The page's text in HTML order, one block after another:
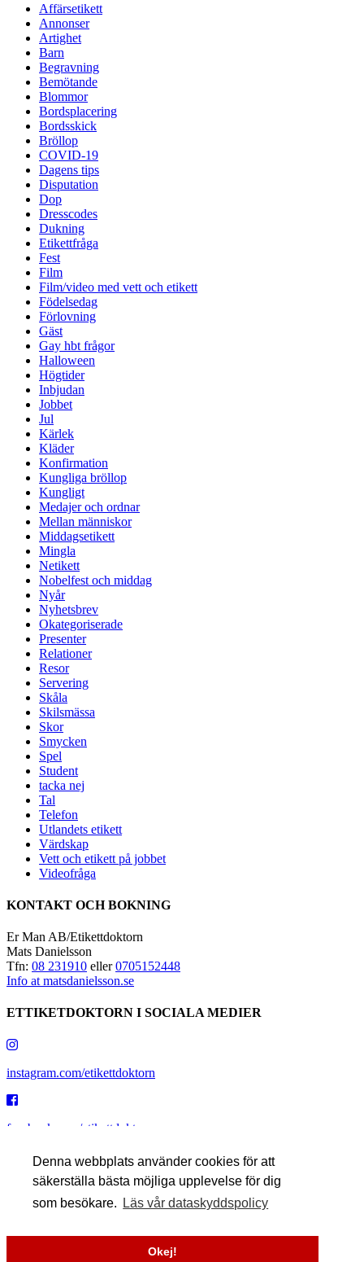
Denna webbplats använder cookies för att
säkerställa bästa möjliga upplevelse för dig
som besökare.
Läs vår dataskyddspolicy
Okej!
Affärsetikett
Annonser
Artighet
Barn
Begravning
Bemötande
Blommor
Bordsplacering
Bordsskick
Bröllop
COVID-19
Dagens tips
Disputation
Dop
Dresscodes
Dukning
Etikettfråga
Fest
Film
Film/video med vett och etikett
Födelsedag
Förlovning
Gäst
Gay hbt frågor
Halloween
Högtider
Inbjudan
Jobbet
Jul
Kärlek
Kläder
Konfirmation
Kungliga bröllop
Kungligt
Medajer och ordnar
Mellan människor
Middagsetikett
Mingla
Netikett
Nobelfest och middag
Nyår
Nyhetsbrev
Okategoriserade
Presenter
Relationer
Resor
Servering
Skåla
Skilsmässa
Skor
Smycken
Spel
Student
tacka nej
Tal
Telefon
Utlandets etikett
Värdskap
Vett och etikett på jobbet
Videofråga
KONTAKT OCH BOKNING
Er Man AB/Etikettdoktorn
Mats Danielsson
Tfn: 08 231910 eller0705152448
Info at matsdanielsson.se
ETTIKETDOKTORN I SOCIALA MEDIER
instagram.com/etikettdoktorn
facebook.com/etikettdoktorn
youtube.com/etikettdoktorn
x.com/etikettdoktorn